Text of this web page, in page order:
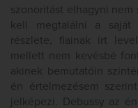
szonoritást elhagyni nem
kell megtalálni a saját
részlete, fiainak írt
mellett nem kevésbé
akinek bemutatóin
én értelmezésem
jelképezi. Debussy az